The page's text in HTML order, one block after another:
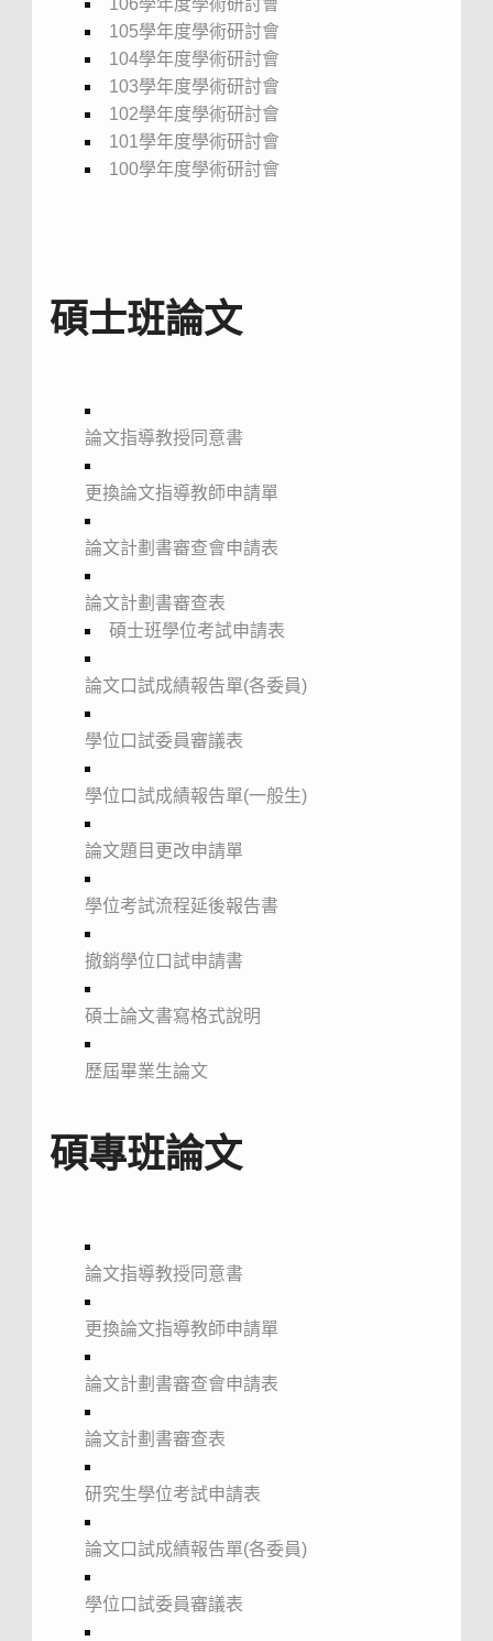
106學年度學術研討會
105學年度學術研討會
104學年度學術研討會
103學年度學術研討會
102學年度學術研討會
101學年度學術研討會
100學年度學術研討會
碩士班論文
論文指導教授同意書
更換論文指導教師申請單
論文計劃書審查會申請表
論文計劃書審查表
碩士班學位考試申請表
論文口試成績報告單(各委員)
學位口試委員審議表
學位口試成績報告單(一般生)
論文題目更改申請單
學位考試流程延後報告書
撤銷學位口試申請書
碩士論文書寫格式說明
歷屆畢業生論文
碩專班論文
論文指導教授同意書
更換論文指導教師申請單
論文計劃書審查會申請表
論文計劃書審查表
研究生學位考試申請表
論文口試成績報告單(各委員)
學位口試委員審議表